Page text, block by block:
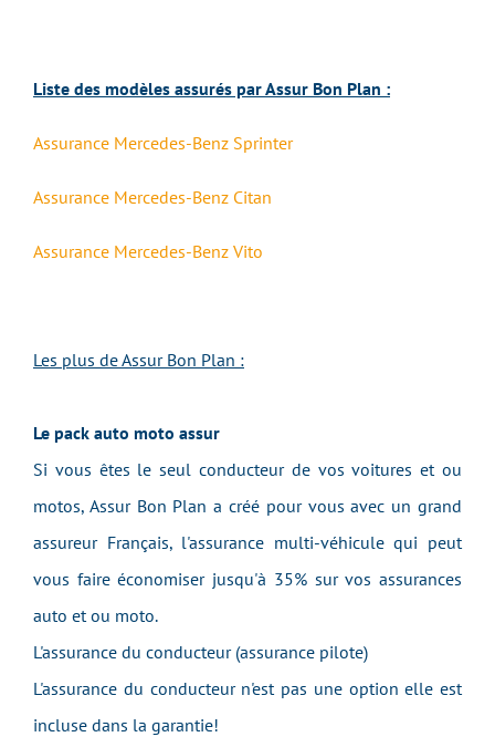
Liste des modèles assurés par Assur Bon Plan :
Assurance Mercedes-Benz Sprinter
Assurance Mercedes-Benz Citan
Assurance Mercedes-Benz Vito
Les plus de Assur Bon Plan :
Le pack auto moto assur
Si vous êtes le seul conducteur de vos voitures et ou
motos, Assur Bon Plan a créé pour vous avec un grand
assureur Français, l'assurance multi-véhicule qui peut
vous faire économiser jusqu'à 35% sur vos assurances
auto et ou moto.
L'assurance du conducteur (assurance pilote)
L'assurance du conducteur n'est pas une option elle est
incluse dans la garantie!